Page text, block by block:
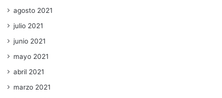
agosto 2021
julio 2021
junio 2021
mayo 2021
abril 2021
marzo 2021